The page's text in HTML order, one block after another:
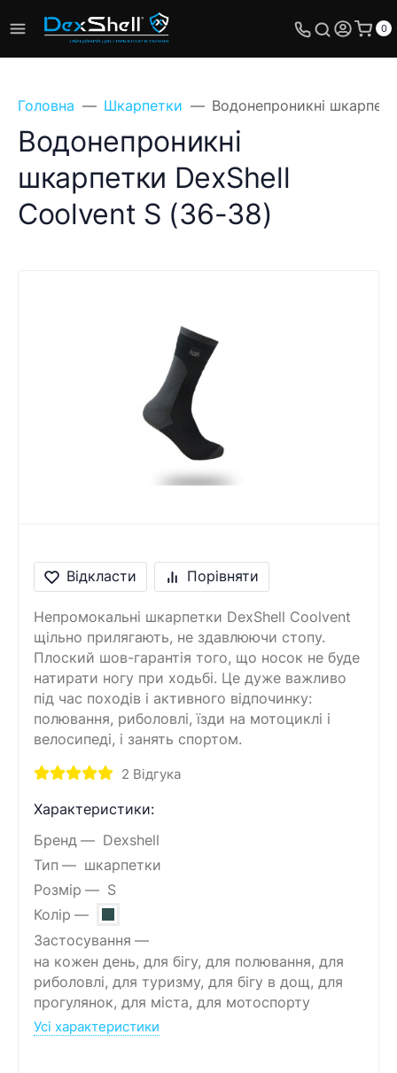
0
Головна Шкарпетки Водонепроникні
Водонепроникні
шкарпетки DexShell
Coolvent S (36-38)
Відкласти Порівняти
Непромокальні шкарпетки DexShell Coolvent
щільно прилягають, не здавлюючи стопу.
Плоский шов-гарантія того, що носок не буде
натирати ногу при ходьбі. Це дуже важливо
під час походів і активного відпочинку:
полювання, риболовлі, їзди на мотоциклі і
велосипеді, і занять спортом.
2 Відгука
Характеристики:
Бренд
Dexshell
Тип
шкарпетки
Розмір
S
Колір
Застосування
на кожен день, для бігу, для полювання, для
риболовлі, для туризму, для бігу в дощ, для
прогулянок, для міста, для мотоспорту
Усі характеристики